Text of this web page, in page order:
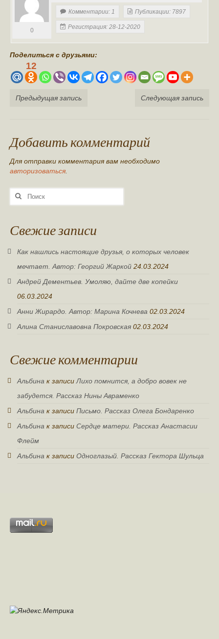
0
Комментарии: 1 Публикации: 7897
Регистрация: 28-12-2020
Поделиться с друзьями:
12
Предыдущая запись Следующая запись
Добавить комментарий
Для отправки комментария вам необходимо
авторизоваться
Поиск:
Свежие записи
Как нашлись настоящие друзья, о которых человек
мечтает. Автор: Георгий Жаркой 24.03.2024
Андрей Дементьев. Умоляю, дайте две копейки
06.03.2024
Анни Жирардо. Автор: Марина Кочнева 02.03.2024
Алина Станиславовна Покровская 02.03.2024
Свежие комментарии
Альбина к записи Лихо помнится, а добро вовек не
забудется. Рассказ Нины Авраменко
Альбина к записи Письмо. Рассказ Олега Бондаренко
Альбина к записи Сердце матери. Рассказ Анастасии
Флейм
Альбина к записи Одноглазый. Рассказ Гектора Шульца